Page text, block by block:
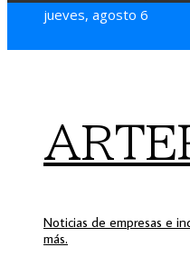
jueves, agosto 6
Noticias de empresas e
más.